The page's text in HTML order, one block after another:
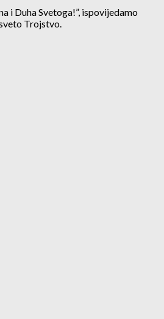
i Duha Svetoga!”, ispovijedamo
Trojstvo.